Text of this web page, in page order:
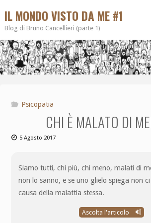
IL MONDO VISTO DA ME #1
Blog di Bruno Cancellieri (parte 1)
Psicopatia
CHI È MALATO DI
5 Agosto 2017
Siamo tutti, chi più, chi meno, malati di
non lo sanno, e se uno glielo spiega non
causa della malattia stessa.
Ascolta l'articolo